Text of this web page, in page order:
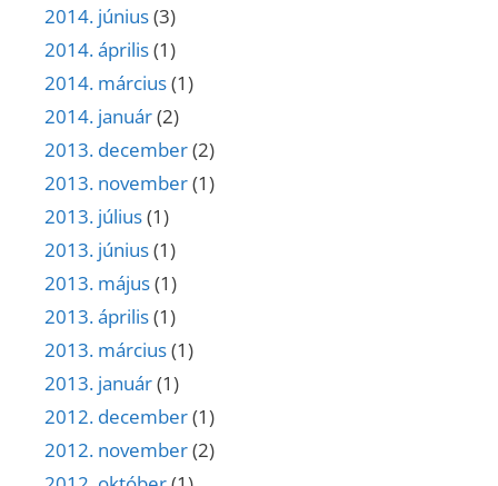
2014. június(3)
2014. április(1)
2014. március(1)
2014. január(2)
2013. december(2)
2013. november(1)
2013. július(1)
2013. június(1)
2013. május(1)
2013. április(1)
2013. március(1)
2013. január(1)
2012. december(1)
2012. november(2)